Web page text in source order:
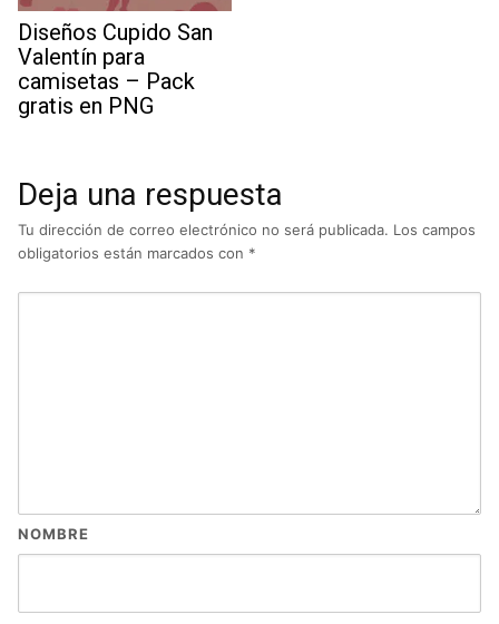
Diseños Cupido San
Valentín para
camisetas – Pack
gratis en PNG
Deja una respuesta
Tu dirección de correo electrónico no será publicada. Los campos
obligatorios están marcados con *
NOMBRE